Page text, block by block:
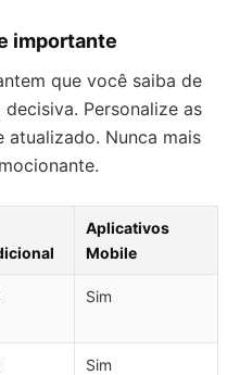
importante
que você saiba de
Personalize as
Nunca mais
Aplicativos
Mobile
Sim
Sim